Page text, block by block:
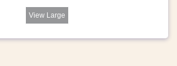
View Large